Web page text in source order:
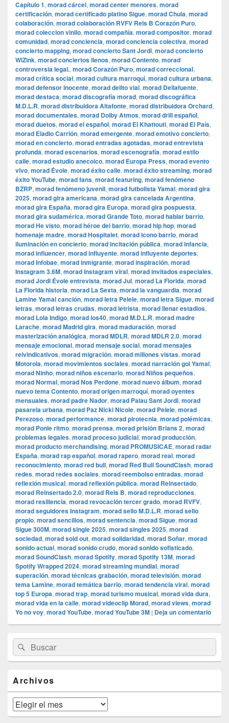
Capítulo 1, morad cárcel, morad center menores, morad
certificación, morad certificado platino Sigue, morad Chula, morad
colaboración, morad colaboración RVFV Rels B Corazón Puro,
morad coleccion vinilo, morad compañía, morad compositor, morad
comunidad, morad conciencia, morad conciencia colectiva, morad
concierto mapping, morad concierto Sant Jordi, morad concierto
WiZink, morad conciertos llenos, morad Contento, morad
controversia legal., morad Corazón Puro, morad correccional,
morad crítica social, morad cultura marroquí, morad cultura urbana,
morad defensor inocente, morad delito vial, morad Dellafuente,
morad destaca, morad discografía morad, morad discográfica
M.D.L.R, morad distribuidora Altafonte, morad distribuidora Orchard,
morad documentales, morad Dolby Atmos, morad drill español,
morad duetos, morad el español, morad El Khattouti, morad El País,
morad Eladio Carrión, morad emergente, morad emotivo concierto,
morad en concierto, morad entradas agotadas, morad entrevista
profunda, morad escenarios, morad escenografía, morad estilo
calle, morad estudio anecoico, morad Europa Press, morad evento
vivo, morad Évole, morad éxito calle, morad éxito streaming, morad
éxito YouTube, morad fans, morad featuring, morad fenómeno
BZRP, morad fenómeno juvenil, morad futbolista Yamal, morad gira
2025, morad gira americana, morad gira cancelada Argentina,
morad gira España, morad gira Europa, morad gira pospuesta,
morad gira sudamérica, morad Grande Toto, morad hablar barrio,
morad He visto, morad héroe del barrio, morad hip hop, morad
homenaje madre, morad Hospitalet, morad icono barrio, morad
iluminación en concierto, morad incitación pública, morad infancia,
morad influencer, morad influyente, morad influyente deportes,
morad infobae, morad inmigrante, morad inspiración, morad
Instagram 3.6M, morad Instagram viral, morad invitados especiales,
morad Jordi Évole entrevista, morad Jul, morad La Florida, morad
La Florida historia, morad La Sexta, morad la vanguardia, morad
Lamine Yamal canción, morad letra Pelele, morad letra Sigue, morad
letras, morad letras crudas, morad letrista, morad llenar estadios,
morad Lola Indigo, morad los40, morad M.D.L.R, morad madre
Larache, morad Madrid gira, morad maduración, morad
masterización analógica, morad MDLR, morad MDLR 2.0, morad
mensaje emocional, morad mensaje social, morad mensajes
reivindicativos, morad migración, morad millones vistas, morad
Motorola, morad movimientos sociales, morad narración gol Yamal,
morad Ninho, morad niños escenario, morad Niños pequeños,
morad Normal, morad Nos Perdone, morad nuevo álbum, morad
nuevo tema Contento, morad origen marroquí, morad oyentes
mensuales, morad padre Nador, morad Palau Sant Jordi, morad
pasarela urbana, morad Paz Nicki Nicole, morad Pelele, morad
Perezoso, morad performance, morad pirotecnia, morad polémicas,
morad Ponle ritmo, morad prensa, morad prisión Brians 2, morad
problemas legales, morad proceso judicial, morad producción,
morad producto merchandising, morad PROMUSICAE, morad radar
España, morad rap español, morad rapero, morad real, morad
reconocimiento, morad red bull, morad Red Bull SoundClash, morad
redes, morad redes sociales, morad reembolso entradas, morad
reflexión musical, morad reflexión pública, morad Reinsertado,
morad Reinsertado 2.0, morad Rels B, morad reproducciones,
morad resiliencia, morad revocación tercer grado, morad RVFV,
morad seguidores Instagram, morad sello M.D.L.R, morad sello
propio, morad sencillos, morad sentencia, morad Sigue, morad
Sigue 300M, morad single 2025, morad singles 2025, morad
sociedad, morad sold out, morad solidaridad, morad Soñar, morad
sonido actual, morad sonido crudo, morad sonido sofisticado,
morad SoundClash, morad Spotify, morad Spotify 13M, morad
Spotify Wrapped 2024, morad streaming mundial, morad
superación, morad técnicas grabación, morad televisión, morad
tema Lamine, morad temática barrio, morad tendencia viral, morad
top 5 Europa, morad trap, morad turismo musical, morad vida dura,
morad vida en la calle, morad videocli‏p Morad, morad views, morad
Yo no voy, morad YouTube, morad YouTube 3M | Deja un comentario
área
de
widget
lateral
primaria
Buscar
por:
Buscar
Archivos
Archivos